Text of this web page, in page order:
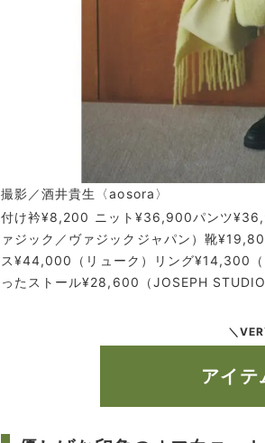
撮影／酒井貴生〈aosora〉
付け衿¥8,200 ニット¥36,900パンツ
ァジック／ヴァジックジャパン）靴
ス¥44,000（リューク）リング¥14,300
ったストール¥28,600（JOSEPH STUDIO
＼
アイテ